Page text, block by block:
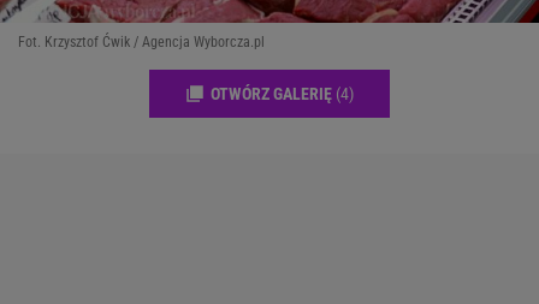
Fot. Krzysztof Ćwik / Agencja Wyborcza.pl
OTWÓRZ GALERIĘ (4)